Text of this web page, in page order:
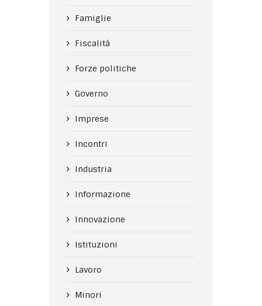
Famiglie
Fiscalità
Forze politiche
Governo
Imprese
Incontri
Industria
Informazione
Innovazione
Istituzioni
Lavoro
Minori